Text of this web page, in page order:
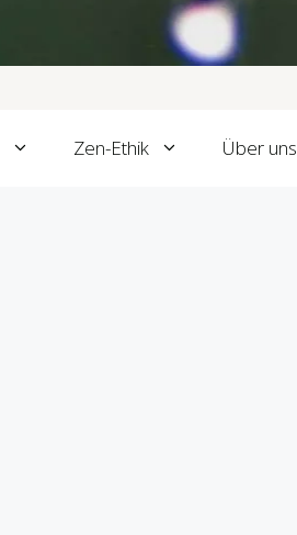
Zen-Ethik Über uns